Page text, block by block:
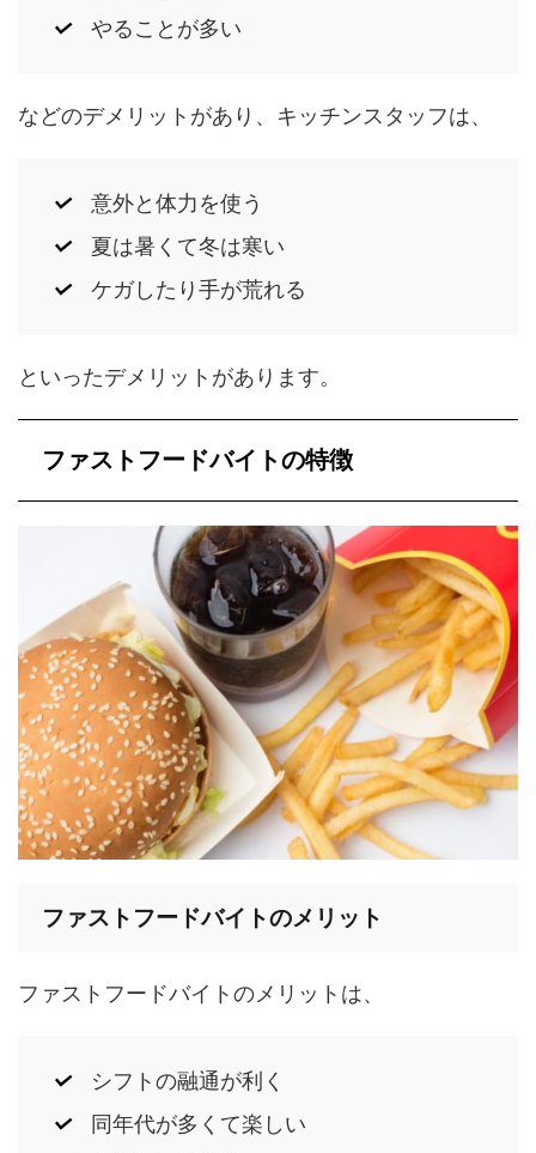
やることが多い
などのデメリットがあり、キッチンスタッフは、
意外と体力を使う
夏は暑くて冬は寒い
ケガしたり手が荒れる
といったデメリットがあります。
ファストフードバイトの特徴
ファストフードバイトのメリット
ファストフードバイトのメリットは、
シフトの融通が利く
同年代が多くて楽しい